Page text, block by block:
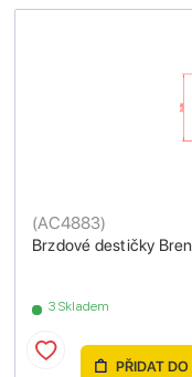
Brzdové destičky
(AC4883)
3 Skladem
PŘIDAT